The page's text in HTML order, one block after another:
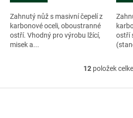
Zahnutý nůž s masivní čepelí z
karbonové oceli, oboustranné
ostří. Vhodný pro výrobu lžící,
misek a...
ostří
O
l
12položek
Z